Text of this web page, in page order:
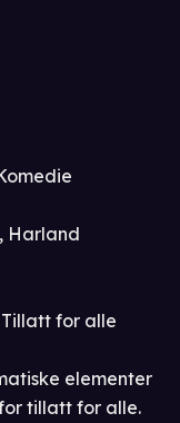
, Harland
Tillatt for alle
elementer
tillatt for alle.